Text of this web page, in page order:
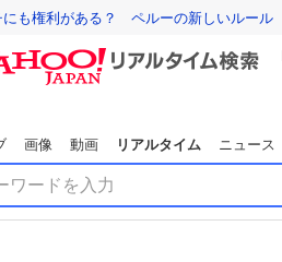
にも権利がある？ ペルーの新しいルール
画像 動画 リアルタイム ニュース